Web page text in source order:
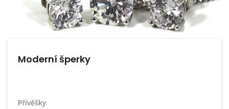
Moderní šperky
Přívěšky